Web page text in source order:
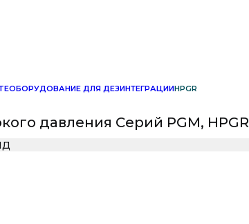
ОБОРУДОВАНИЕ ДЛЯ ДЕЗИНТЕГРАЦИИHPGR
давления Серий PGM, HPGR